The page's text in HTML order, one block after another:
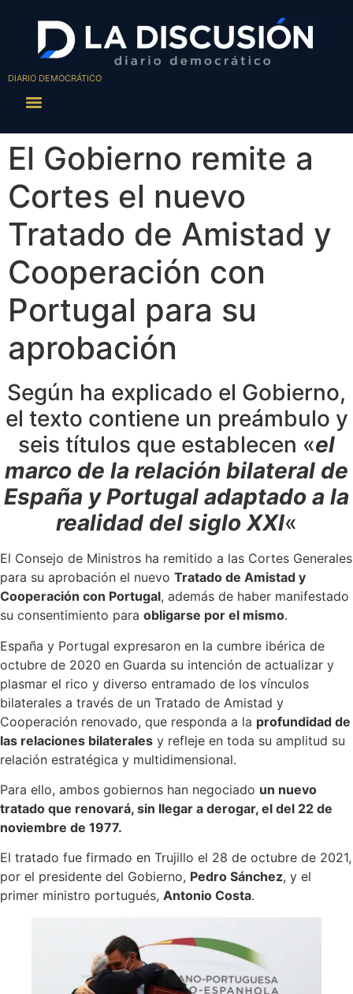
DIARIO DEMOCRÁTICO
El Gobierno remite a
Cortes el nuevo
Tratado de Amistad y
Cooperación con
Portugal para su
aprobación
Según ha explicado el Gobierno,
el texto contiene un preámbulo y
seis títulos que establecen «el
marco de la relación bilateral de
España y Portugal adaptado a la
realidad del siglo XXI«
El Consejo de Ministros ha remitido a las Cortes Generales
para su aprobación el nuevo Tratado de Amistad y
Cooperación con Portugal, además de haber manifestado
su consentimiento para obligarse por el mismo.
España y Portugal expresaron en la cumbre ibérica de
octubre de 2020 en Guarda su intención de actualizar y
plasmar el rico y diverso entramado de los vínculos
bilaterales a través de un Tratado de Amistad y
Cooperación renovado, que responda a la profundidad de
las relaciones bilaterales y refleje en toda su amplitud su
relación estratégica y multidimensional.
Para ello, ambos gobiernos han negociado un nuevo
tratado que renovará, sin llegar a derogar, el del 22 de
noviembre de 1977.
El tratado fue firmado en Trujillo el 28 de octubre de 2021,
por el presidente del Gobierno, Pedro Sánchez, y el
primer ministro portugués, Antonio Costa.